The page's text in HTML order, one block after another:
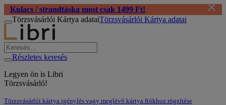
Kulacs / strandtáska most csak 1499 Ft!
Törzsvásárlói Kártya adataiTörzsvásárlói Kártya adatai
Részletes keresés
Legyen ön is Libri
Törzsvásárló!
Törzsvásárlói kártya igénylés vagy meglévő kártya fiókhoz rögzítése
×